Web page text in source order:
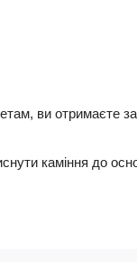
ви отримаєте
каміння до